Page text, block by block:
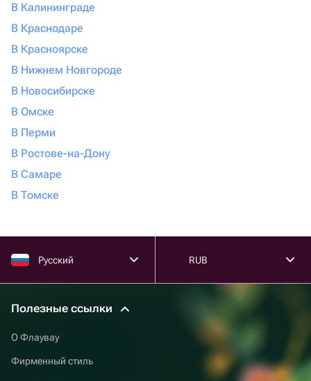
В Калининграде
В Краснодаре
В Красноярске
В Нижнем Новгороде
В Новосибирске
В Омске
В Перми
В Ростове-на-Дону
В Самаре
В Томске
Русский RUB
Полезные ссылки
О Флаувау
Фирменный стиль